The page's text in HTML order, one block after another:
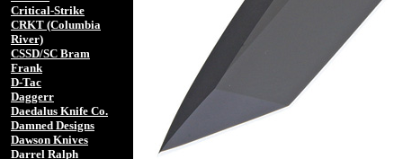
Critical-Strike
CRKT (Columbia
River)
CSSD/SC Bram
Frank
D-Tac
Daggerr
Daedalus Knife Co.
Damned Designs
Dawson Knives
Darrel Ralph